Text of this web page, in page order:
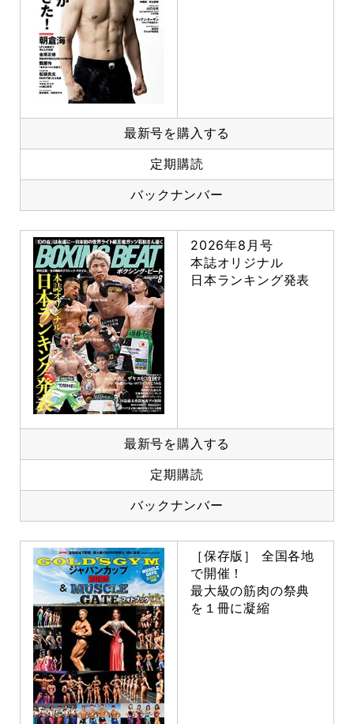
最新号を購入する
定期購読
バックナンバー
2026年8月号
本誌オリジナル
日本ランキング発表
最新号を購入する
定期購読
バックナンバー
［保存版］ 全国各地
で開催！
最大級の筋肉の祭典
を１冊に凝縮